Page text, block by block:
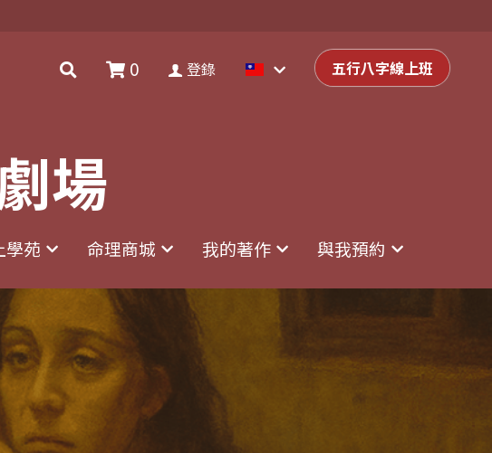
場
學苑 命理商城 我的著作 與我預約
0 登錄 五行八字線上班
場
學苑 命理商城 我的著作 與我預約
0 登錄 五行八字線上班